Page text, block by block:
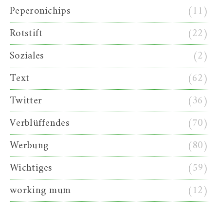
Peperonichips
(11)
Rotstift
(22)
Soziales
(2)
Text
(62)
Twitter
(36)
Verblüffendes
(70)
Werbung
(80)
Wichtiges
(59)
working mum
(12)